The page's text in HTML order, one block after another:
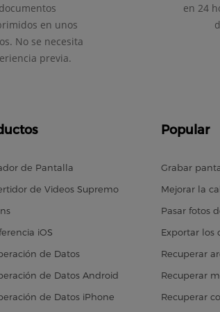
documentos
en unos
No se necesita
previa.
en 24
de Pantalla
de Videos Supremo
iOS
de Datos
de Datos Android
de Datos iPhone
Popular
Grabar
Mejorar la
Pasar fotos
Exportar los
Recuperar
Recuperar
Recuperar